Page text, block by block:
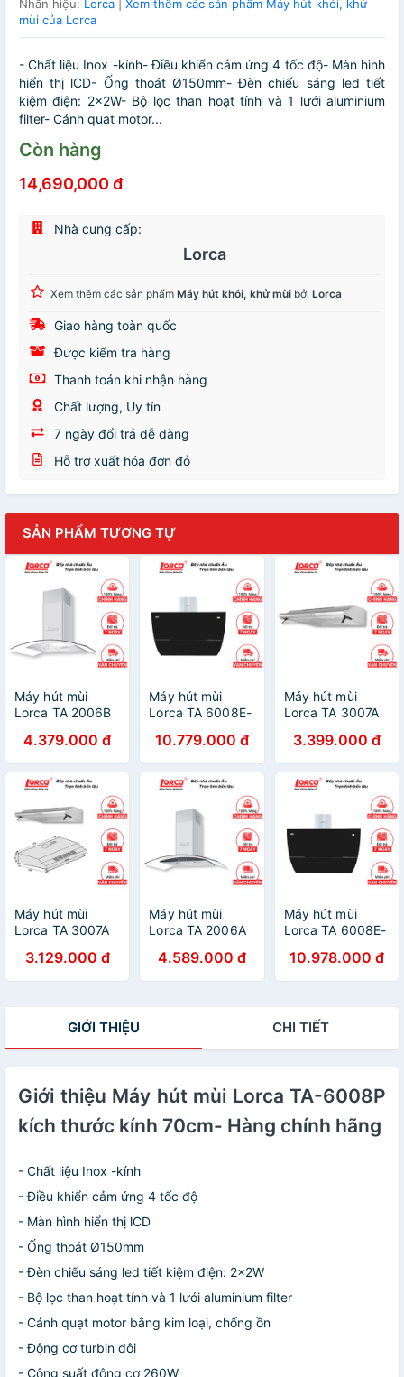
Nhãn hiệu: Lorca
Xem thêm các sản phẩm Máy hút khói, khử
mùi của Lorca
- Chất liệu Inox -kính- Điều khiển cảm ứng 4 tốc độ- Màn hình
hiển thị lCD- Ống thoát Ø150mm- Đèn chiếu sáng led tiết
kiệm điện: 2x2W- Bộ lọc than hoạt tính và 1 lưới aluminium
filter- Cánh quạt motor...
Còn hàng
14,690,000 đ
Nhà cung cấp:
Lorca
Xem thêm các sản phẩm Máy hút khói, khử mùi bởi Lorca
Giao hàng toàn quốc
Được kiểm tra hàng
Thanh toán khi nhận hàng
Chất lượng, Uy tín
7 ngày đổi trả dễ dàng
Hỗ trợ xuất hóa đơn đỏ
SẢN PHẨM TƯƠNG TỰ
Máy hút mùi
Lorca TA 2006B
dbA) - Bảo hành
3 năm
4.379.000 đ
Máy hút mùi
Lorca TA 6008E-
Bảo hành 3 năm
10.779.000 đ
Máy hút mùi
Lorca TA 3007A
- Bảo hành 3
năm
3.399.000 đ
Máy hút mùi
Lorca TA 3007A
- Bảo hành 3
năm
3.129.000 đ
Máy hút mùi
Lorca TA 2006A
dbA) - Bảo hành
3 năm
4.589.000 đ
Máy hút mùi
Lorca TA 6008E-
Bảo hành 3 năm
10.978.000 đ
GIỚI THIỆU CHI TIẾT
Giới thiệu Máy hút mùi Lorca TA-6008P
kích thước kính 70cm- Hàng chính hãng
- Chất liệu Inox -kính
- Điều khiển cảm ứng 4 tốc độ
- Màn hình hiển thị lCD
- Ống thoát Ø150mm
- Đèn chiếu sáng led tiết kiệm điện: 2x2W
- Bộ lọc than hoạt tính và 1 lưới aluminium filter
- Cánh quạt motor bằng kim loại, chống ồn
- Động cơ turbin đôi
- Công suất động cơ 260W